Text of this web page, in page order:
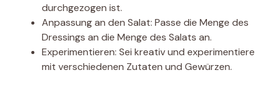
durchgezogen ist.
Anpassung an den Salat: Passe die Menge des
Dressings an die Menge des Salats an.
Experimentieren: Sei kreativ und experimentiere
mit verschiedenen Zutaten und Gewürzen.